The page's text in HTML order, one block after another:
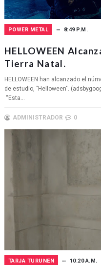
POWER METAL 8:49 P.M.
HELLOWEEN
Tierra Natal.
HELLOWEEN han alcanzado el
de estudio, "Helloween".
“Esta...
ADMINISTRADOR 0
TARJA TURUNEN 10:20 A.M.